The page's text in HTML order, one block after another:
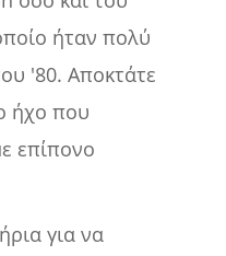
ήταν πολύ
'80. Αποκτάτε
ήχο που
επίπονο
για να